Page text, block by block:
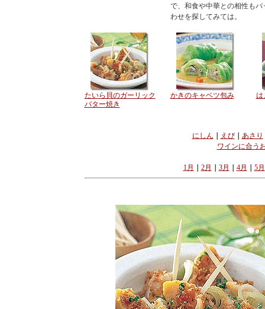
で、和食や中華との相性も
わせを探してみては。
たいら貝のガーリック
バター焼き
かきのキャベツ包み は
にしん えび｜ あさり
ワインに合う
1月 2月 3月 4月 5月